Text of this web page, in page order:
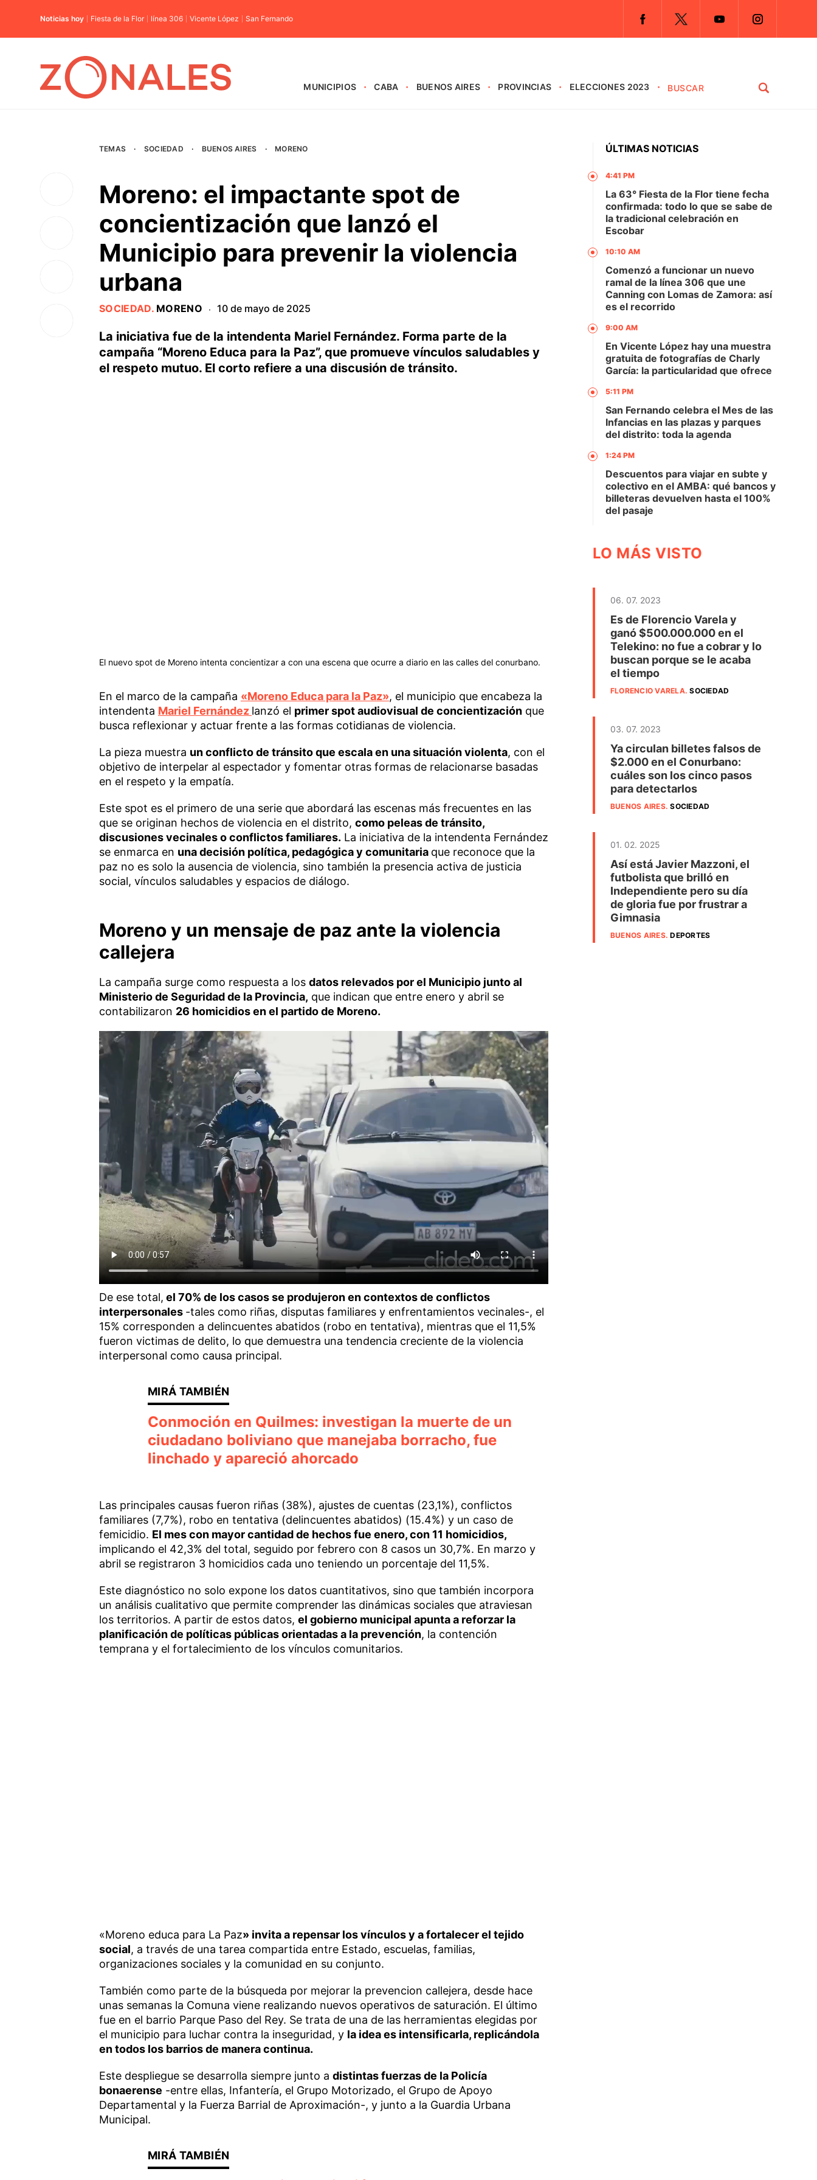
Noticias hoy Fiesta de la Flor línea 306 Vicente López San Fernando
MUNICIPIOS CABA BUENOS AIRES PROVINCIAS ELECCIONES 2023
TEMAS · SOCIEDAD · BUENOS AIRES · MORENO
Moreno: el impactante spot de
concientización que lanzó el
Municipio para prevenir la violencia
urbana
SOCIEDAD. MORENO · 10 de mayo de 2025
La iniciativa fue de la intendenta Mariel Fernández. Forma parte de la
campaña “Moreno Educa para la Paz”, que promueve vínculos saludables y
el respeto mutuo. El corto refiere a una discusión de tránsito.
El nuevo spot de Moreno intenta concientizar a con una escena que ocurre a diario en las calles del conurbano.
En el marco de la campaña «Moreno Educa para la Paz», el municipio que encabeza la
intendenta Mariel Fernández lanzó el primer spot audiovisual de concientizaciónque
busca reflexionar y actuar frente a las formas cotidianas de violencia.
La pieza muestra un conflicto de tránsito que escala en una situación violenta, con el
objetivo de interpelar al espectador y fomentar otras formas de relacionarse basadas
en el respeto y la empatía.
Este spot es el primero de una serie que abordará las escenas más frecuentes en las
que se originan hechos de violencia en el distrito, como peleas de tránsito,
discusiones vecinales o conflictos familiares. La iniciativa de la intendenta Fernández
se enmarca en una decisión política, pedagógica y comunitaria que reconoce que la
paz no es solo la ausencia de violencia, sino también la presencia activa de justicia
social, vínculos saludables y espacios de diálogo.
Moreno y un mensaje de paz ante la violencia
callejera
La campaña surge como respuesta a los datos relevados por el Municipio junto al
Ministerio de Seguridad de la Provincia, que indican que entre enero y abril se
contabilizaron 26 homicidios en el partido de Moreno.
De ese total, el 70% de los casos se produjeron en contextos de conflictos
interpersonales -tales como riñas, disputas familiares y enfrentamientos vecinales-, el
15% corresponden a delincuentes abatidos (robo en tentativa), mientras que el 11,5%
fueron victimas de delito, lo que demuestra una tendencia creciente de la violencia
interpersonal como causa principal.
Conmoción en Quilmes: investigan la muerte de un
ciudadano boliviano que manejaba borracho, fue
linchado y apareció ahorcado
Las principales causas fueron riñas (38%), ajustes de cuentas (23,1%), conflictos
familiares (7,7%), robo en tentativa (delincuentes abatidos) (15.4%) y un caso de
femicidio. El mes con mayor cantidad de hechos fue enero, con 11 homicidios,
implicando el 42,3% del total, seguido por febrero con 8 casos un 30,7%. En marzo y
abril se registraron 3 homicidios cada uno teniendo un porcentaje del 11,5%.
Este diagnóstico no solo expone los datos cuantitativos, sino que también incorpora
un análisis cualitativo que permite comprender las dinámicas sociales que atraviesan
los territorios. A partir de estos datos, el gobierno municipal apunta a reforzar la
planificación de políticas públicas orientadas a la prevención, la contención
temprana y el fortalecimiento de los vínculos comunitarios.
«Moreno educa para La Paz» invita a repensar los vínculos y a fortalecer el tejido
social, a través de una tarea compartida entre Estado, escuelas, familias,
organizaciones sociales y la comunidad en su conjunto.
También como parte de la búsqueda por mejorar la prevencion callejera, desde hace
unas semanas la Comuna viene realizando nuevos operativos de saturación. El último
fue en el barrio Parque Paso del Rey. Se trata de una de las herramientas elegidas por
el municipio para luchar contra la inseguridad, y la idea es intensificarla, replicándola
en todos los barrios de manera continua.
Este despliegue se desarrolla siempre junto a distintas fuerzas de la Policía
bonaerense -entre ellas, Infantería, el Grupo Motorizado, el Grupo de Apoyo
Departamental y la Fuerza Barrial de Aproximación-, y junto a la Guardia Urbana
Municipal.
ÚLTIMAS NOTICIAS
4:41 PM
La 63° Fiesta de la Flor tiene fecha
confirmada: todo lo que se sabe de
la tradicional celebración en
Escobar
10:10 AM
Comenzó a funcionar un nuevo
ramal de la línea 306 que une
Canning con Lomas de Zamora: así
es el recorrido
9:00 AM
En Vicente López hay una muestra
gratuita de fotografías de Charly
García: la particularidad que ofrece
5:11 PM
San Fernando celebra el Mes de las
Infancias en las plazas y parques
del distrito: toda la agenda
1:24 PM
Descuentos para viajar en subte y
colectivo en el AMBA: qué bancos y
billeteras devuelven hasta el 100%
del pasaje
LO MÁS VISTO
06. 07. 2023
Es de Florencio Varela y
ganó $500.000.000 en el
Telekino: no fue a cobrar y lo
buscan porque se le acaba
el tiempo
FLORENCIO VARELA.SOCIEDAD
03. 07. 2023
Ya circulan billetes falsos de
$2.000 en el Conurbano:
cuáles son los cinco pasos
para detectarlos
BUENOS AIRES.SOCIEDAD
01. 02. 2025
Así está Javier Mazzoni, el
futbolista que brilló en
Independiente pero su día
de gloria fue por frustrar a
Gimnasia
BUENOS AIRES.DEPORTES